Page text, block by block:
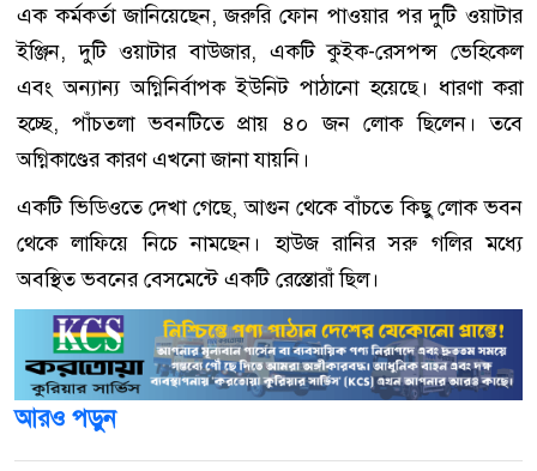
এক কর্মকর্তা জানিয়েছেন, জরুরি ফোন পাওয়ার পর দুটি ওয়াটার
ইঞ্জিন, দুটি ওয়াটার বাউজার, একটি কুইক-রেসপন্স ভেহিকেল
এবং অন্যান্য অগ্নিনির্বাপক ইউনিট পাঠানো হয়েছে। ধারণা করা
হচ্ছে, পাঁচতলা ভবনটিতে প্রায় ৪০ জন লোক ছিলেন। তবে
অগ্নিকাণ্ডের কারণ এখনো জানা যায়নি।
একটি ভিডিওতে দেখা গেছে, আগুন থেকে বাঁচতে কিছু লোক ভবন
থেকে লাফিয়ে নিচে নামছেন। হাউজ রানির সরু গলির মধ্যে
অবস্থিত ভবনের বেসমেন্টে একটি রেস্তোরাঁ ছিল।
আরও পড়ুন